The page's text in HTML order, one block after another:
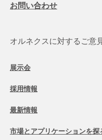
お問い合わせ
オルネクスに対するご意
展示会
採用情報
最新情報
市場とアプリケーションを探